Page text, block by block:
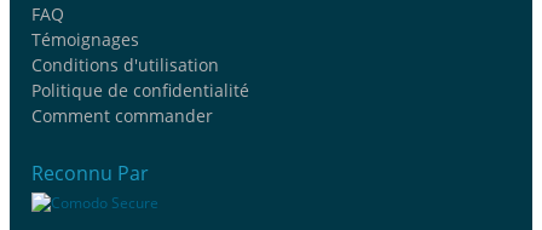
FAQ
Témoignages
Conditions d'utilisation
Politique de confidentialité
Comment commander
Reconnu Par